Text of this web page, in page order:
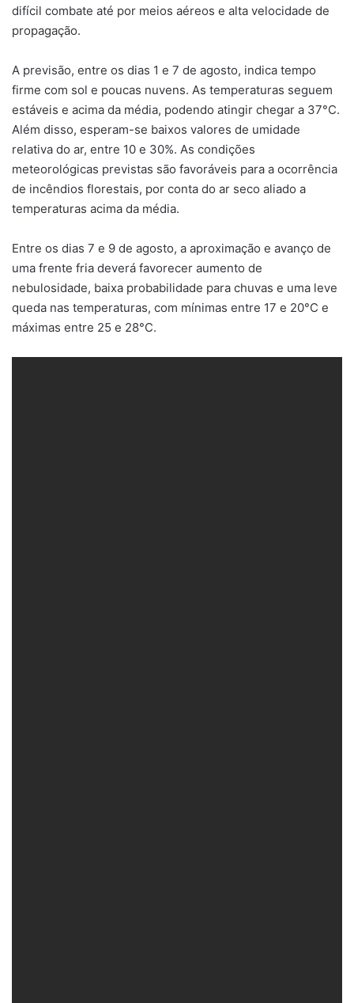
difícil combate até por meios aéreos e alta velocidade de
propagação.
A previsão, entre os dias 1 e 7 de agosto, indica tempo
firme com sol e poucas nuvens. As temperaturas seguem
estáveis e acima da média, podendo atingir chegar a 37°C.
Além disso, esperam-se baixos valores de umidade
relativa do ar, entre 10 e 30%. As condições
meteorológicas previstas são favoráveis para a ocorrência
de incêndios florestais, por conta do ar seco aliado a
temperaturas acima da média.
Entre os dias 7 e 9 de agosto, a aproximação e avanço de
uma frente fria deverá favorecer aumento de
nebulosidade, baixa probabilidade para chuvas e uma leve
queda nas temperaturas, com mínimas entre 17 e 20°C e
máximas entre 25 e 28°C.